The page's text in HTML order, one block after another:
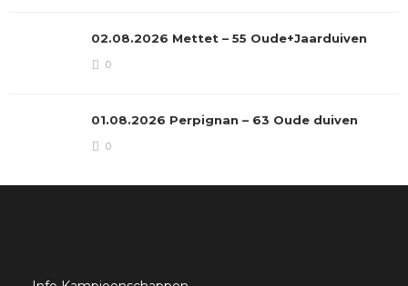
02.08.2026 Mettet – 55 Oude+Jaarduiven
0
01.08.2026 Perpignan – 63 Oude duiven
0